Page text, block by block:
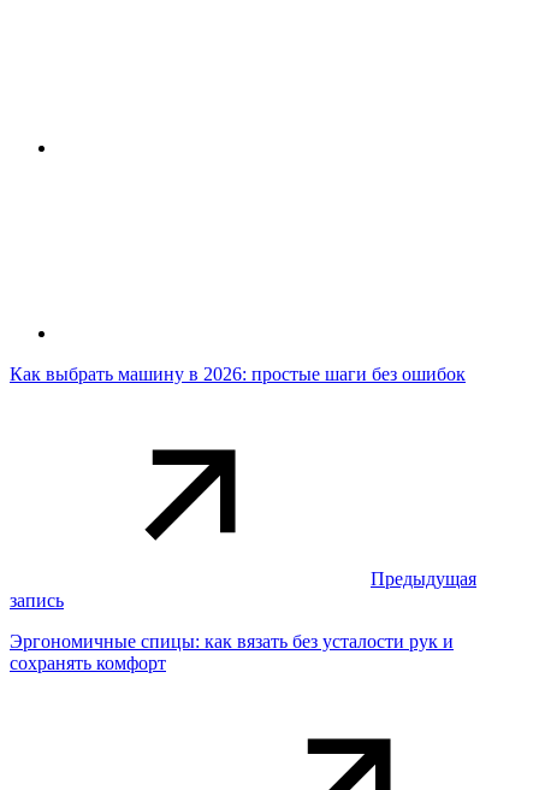
Как выбрать машину в 2026: простые шаги без ошибок
Предыдущая
запись
Эргономичные спицы: как вязать без усталости рук и
сохранять комфорт